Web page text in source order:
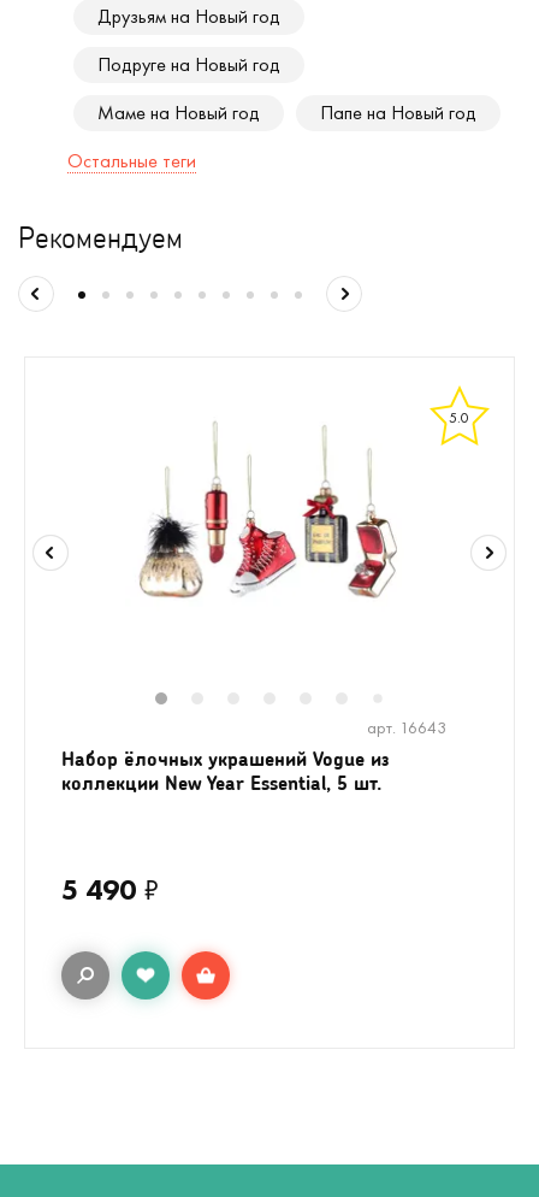
Друзьям на Новый год
Подруге на Новый год
Маме на Новый год
Папе на Новый год
Остальные теги
Рекомендуем
5.0
арт. 16643
Набор ёлочных украшений Vogue из
коллекции New Year Essential, 5 шт.
5 490 ₽